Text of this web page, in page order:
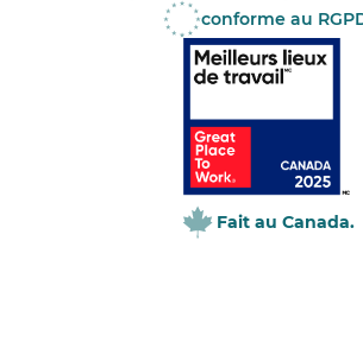
conforme au
Fait au Canada.